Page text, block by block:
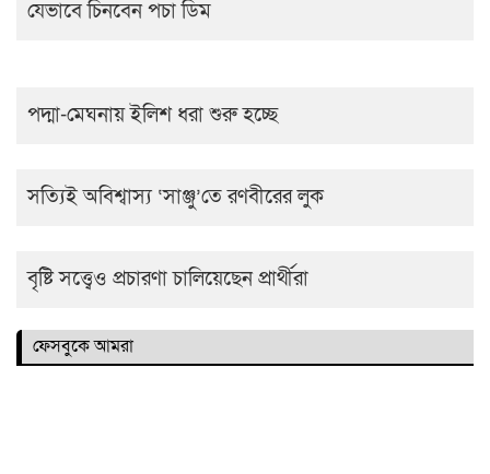
যেভাবে চিনবেন পচা ডিম
পদ্মা-মেঘনায় ইলিশ ধরা শুরু হচ্ছে
সত্যিই অবিশ্বাস্য ‘সাঞ্জু’তে রণবীরের লুক
বৃষ্টি সত্ত্বেও প্রচারণা চালিয়েছেন প্রার্থীরা
ফেসবুকে আমরা